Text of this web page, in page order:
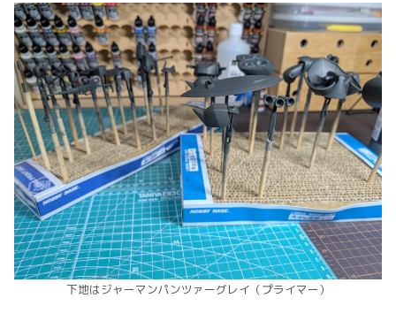
下地はジャーマンパンツァーグレイ（プライマー）